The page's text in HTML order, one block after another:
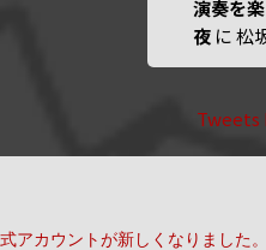
演奏を
夜 に松
Tweets
アカウントが新しくなりました。